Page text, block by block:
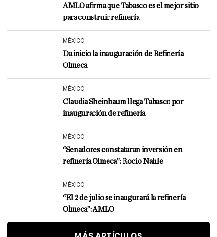
AMLO afirma que Tabasco es el mejor sitio
para construir refinería
MÉXICO
Da inicio la inauguración de Refinería
Olmeca
MÉXICO
Claudia Sheinbaum llega Tabasco por
inauguración de refinería
MÉXICO
“Senadores constataran inversión en
refinería Olmeca”: Rocío Nahle
MÉXICO
“El 2 de julio se inaugurará la refinería
Olmeca”: AMLO